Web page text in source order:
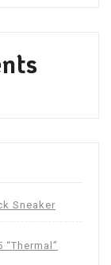
Sneaker